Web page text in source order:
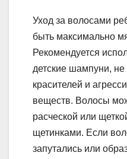
Уход за волосами
быть максимально
Рекомендуется
детские шампуни,
красителей и
веществ. Волосы
расческой или
щетинками. Если
запутались или